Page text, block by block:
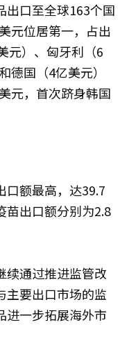
出口至全球163个国
元位居第一，占出
元）、匈牙利（6
德国（4亿美元）
元，首次跻身韩国
口额最高，达39.7
苗出口额分别为2.8
续通过推进监管改
主要出口市场的监
进一步拓展海外市